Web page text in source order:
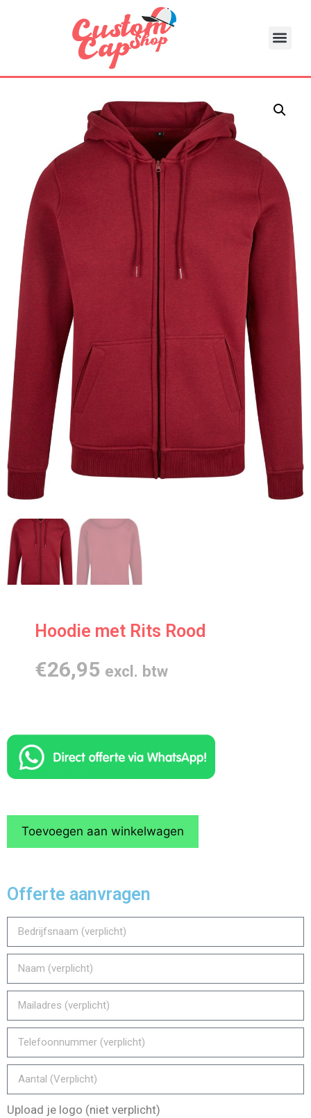
Hoodie met Rits Rood
€26,95 excl. btw
Toevoegen aan winkelwagen
Offerte aanvragen
Upload je logo (niet verplicht)